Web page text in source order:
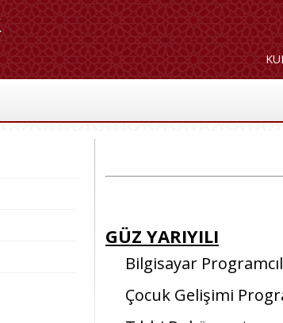
GÜZ YARIYILI
Bilgisayar
Çocuk Gelişimi